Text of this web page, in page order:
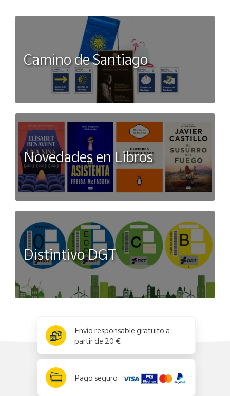
Camino de Santiago
Novedades en Libros
Distintivo DGT
Envío responsable gratuito a
partir de 20 €
Pago seguro